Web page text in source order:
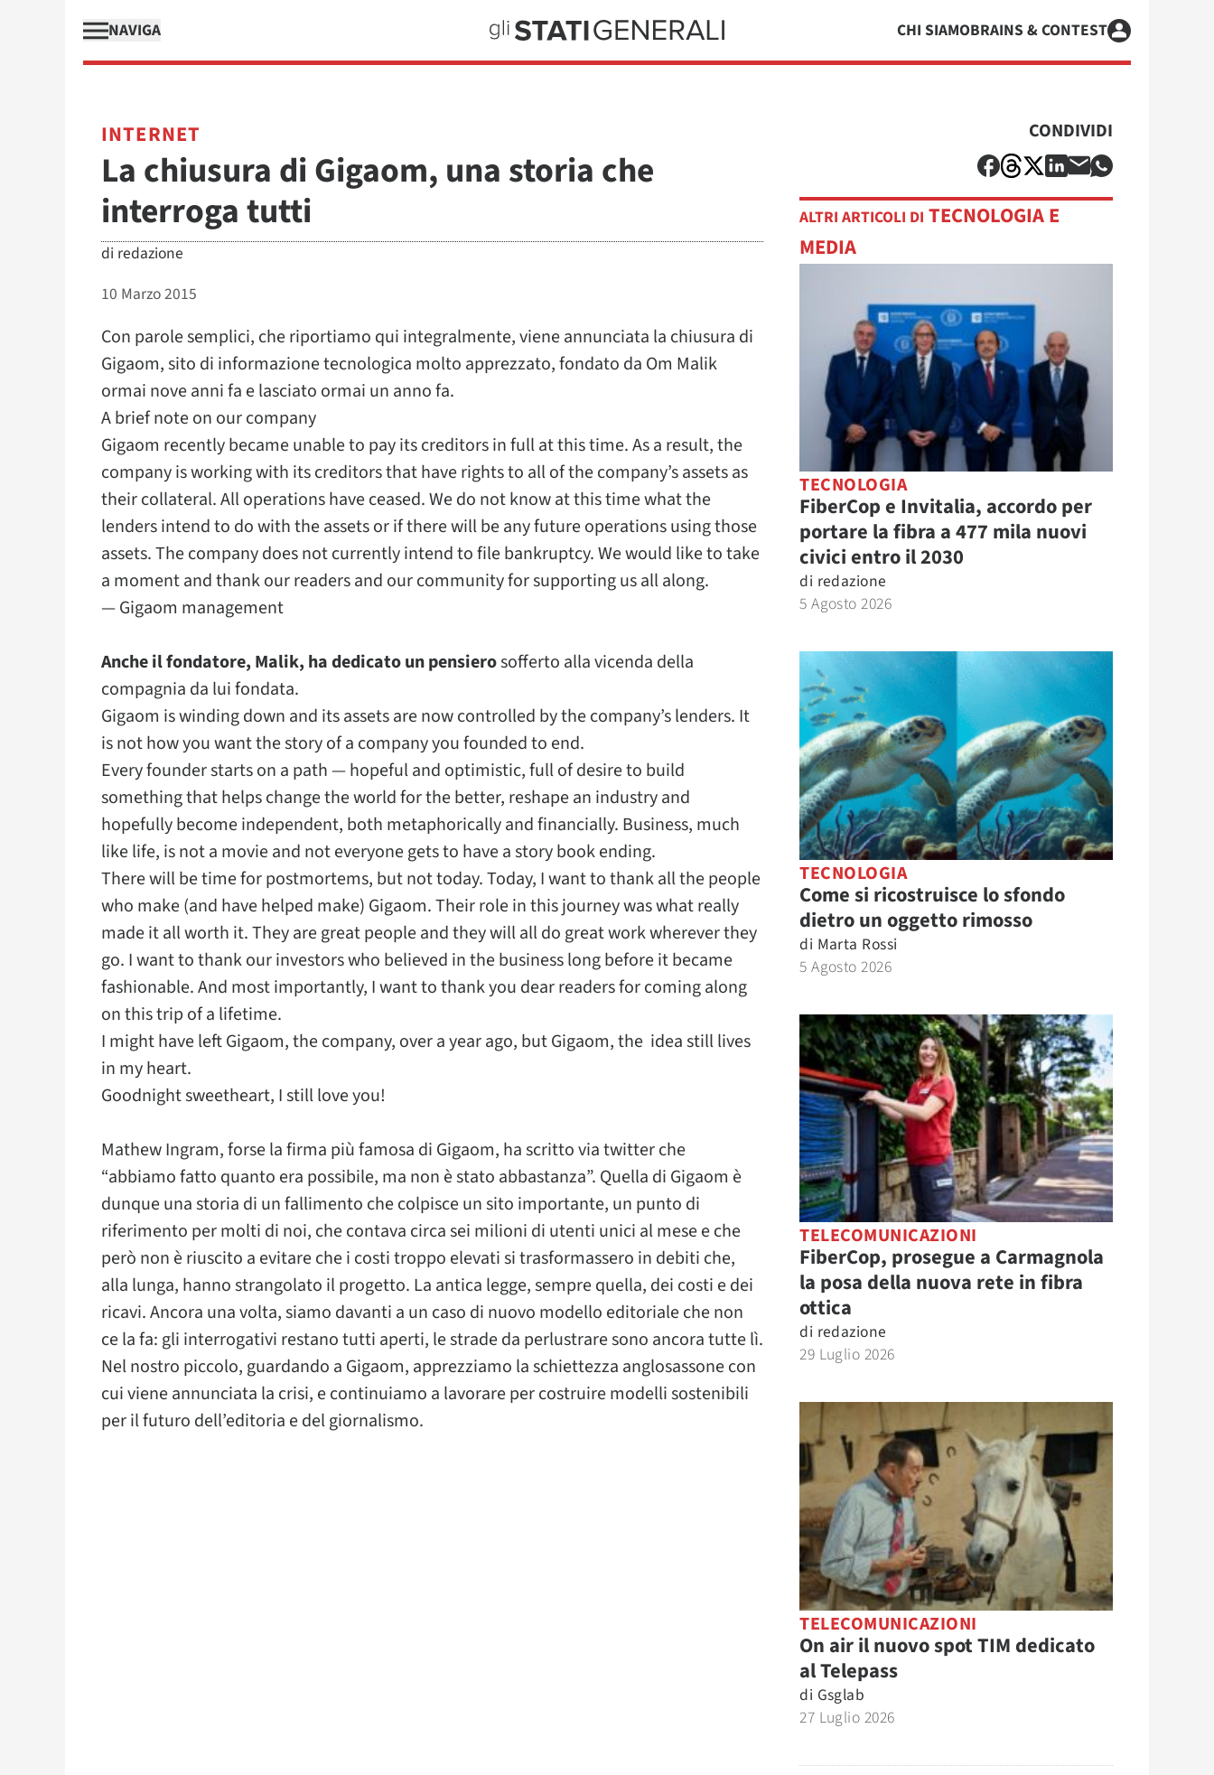
NAVIGA CHI SIAMOBRAINS & CONTEST
INTERNET
La chiusura di Gigaom, una storia che
interroga tutti
di redazione
10 Marzo 2015
Con parole semplici, che riportiamo qui integralmente, viene annunciata la chiusura di
Gigaom, sito di informazione tecnologica molto apprezzato, fondato da Om Malik
ormai nove anni fa e lasciato ormai un anno fa.
A brief note on our company
Gigaom recently became unable to pay its creditors in full at this time. As a result, the
company is working with its creditors that have rights to all of the company’s assets as
their collateral. All operations have ceased. We do not know at this time what the
lenders intend to do with the assets or if there will be any future operations using those
assets. The company does not currently intend to file bankruptcy. We would like to take
a moment and thank our readers and our community for supporting us all along.
— Gigaom management
Anche il fondatore, Malik, ha dedicato un pensierosofferto alla vicenda della
compagnia da lui fondata.
Gigaom is winding down and its assets are now controlled by the company’s lenders. It
is not how you want the story of a company you founded to end.
Every founder starts on a path — hopeful and optimistic, full of desire to build
something that helps change the world for the better, reshape an industry and
hopefully become independent, both metaphorically and financially. Business, much
like life, is not a movie and not everyone gets to have a story book ending.
There will be time for postmortems, but not today. Today, I want to thank all the people
who make (and have helped make) Gigaom. Their role in this journey was what really
made it all worth it. They are great people and they will all do great work wherever they
go. I want to thank our investors who believed in the business long before it became
fashionable. And most importantly, I want to thank you dear readers for coming along
on this trip of a lifetime.
I might have left Gigaom, the company, over a year ago, but Gigaom, the idea still lives
in my heart.
Goodnight sweetheart, I still love you!
Mathew Ingram, forse la firma più famosa di Gigaom, ha scritto via twitter che
“abbiamo fatto quanto era possibile, ma non è stato abbastanza”. Quella di Gigaom è
dunque una storia di un fallimento che colpisce un sito importante, un punto di
riferimento per molti di noi, che contava circa sei milioni di utenti unici al mese e che
però non è riuscito a evitare che i costi troppo elevati si trasformassero in debiti che,
alla lunga, hanno strangolato il progetto. La antica legge, sempre quella, dei costi e dei
ricavi. Ancora una volta, siamo davanti a un caso di nuovo modello editoriale che non
ce la fa: gli interrogativi restano tutti aperti, le strade da perlustrare sono ancora tutte lì.
Nel nostro piccolo, guardando a Gigaom, apprezziamo la schiettezza anglosassone con
cui viene annunciata la crisi, e continuiamo a lavorare per costruire modelli sostenibili
per il futuro dell’editoria e del giornalismo.
CONDIVIDI
ALTRI ARTICOLI DI TECNOLOGIA E
MEDIA
TECNOLOGIA
FiberCop e Invitalia, accordo per
portare la fibra a 477 mila nuovi
civici entro il 2030
di redazione
5 Agosto 2026
TECNOLOGIA
Come si ricostruisce lo sfondo
dietro un oggetto rimosso
di Marta Rossi
5 Agosto 2026
TELECOMUNICAZIONI
FiberCop, prosegue a Carmagnola
la posa della nuova rete in fibra
ottica
di redazione
29 Luglio 2026
TELECOMUNICAZIONI
On air il nuovo spot TIM dedicato
al Telepass
di Gsglab
27 Luglio 2026